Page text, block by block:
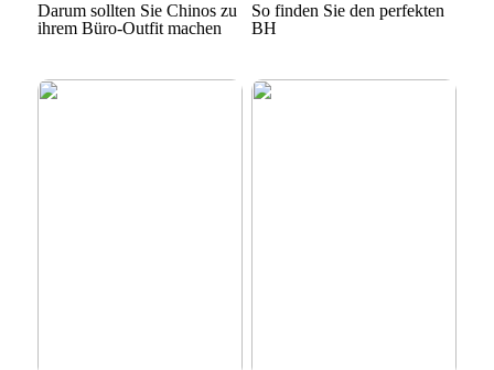
Darum sollten Sie Chinos zu
ihrem Büro-Outfit machen
So finden Sie den perfekten
BH